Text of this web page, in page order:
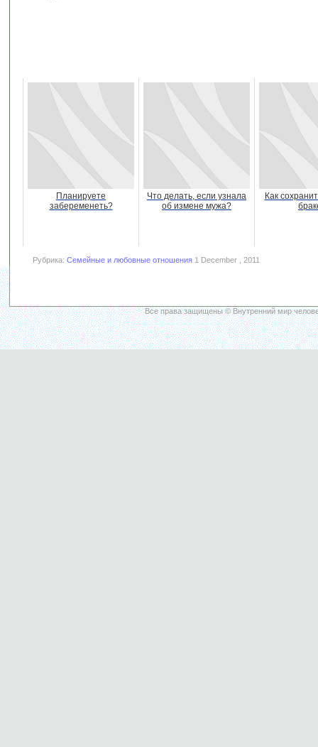
Планируете
забеременеть?
Что делать, если узнала
об измене мужа?
Как
Рубрика: Семейные и любовные отношения 1 December , 2011
Все права защищены © Внутренний мир